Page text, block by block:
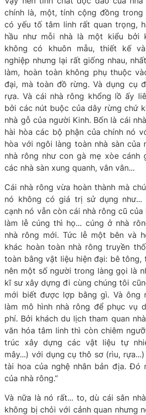
chính là, một, tính cộng đồng
có yếu tố tâm linh rất quan trọng,
hầu như mỗi nhà là một kiểu bởi
không có khuôn mẫu, thiết kế
nghiệp nhưng lại rất giống nhau,
làm, hoàn toàn không phụ thuộc
đại, mà toàn đồ rừng. Và dụng cụ
rựa. Và cái nhà rông khổng lồ ấy
bởi các nút buộc của dây rừng chứ
nhà gỗ của người Kinh. Bốn là cái
hài hòa các bộ phận của chính nó
hòa với ngôi làng toàn nhà sàn của
nhà rông như con gà mẹ xòe cánh
các nhà sàn xung quanh, vân vân...
Cái nhà rông vừa hoàn thành mà
nó không có giá trị sử dụng như...
cạnh nó vẫn còn cái nhà rông cũ
làm lễ cúng thì họ... cúng ở nhà
nhà rông mới. Tức lễ một bên và
khác hoàn toàn nhà rông truyền
toàn bằng vật liệu hiện đại: bê tông,
nên một số người trong làng gọi là
kĩ sư xây dựng đi cùng chúng tôi
mới biết được lợp bằng gì. Và ông
làm mô hình nhà rông để phục vụ
phí. Bởi khách du lịch tham quan
văn hóa tâm linh thì còn chiêm
trúc xây dựng các vật liệu tự
mây...) với dụng cụ thô sơ (rìu,
tài hoa của nghệ nhân bản địa. Đó
của nhà rông.”
Và nữa là nó rất... to, dù cái sân
không bị chỏi với cảnh quan nhưng